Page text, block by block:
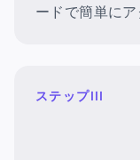
ードで簡単にア
ステップIII